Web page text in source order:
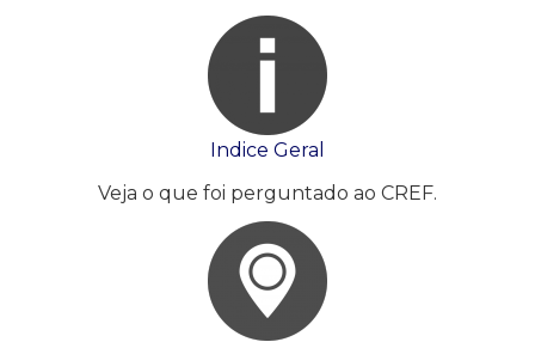
Indice Geral
Veja o que foi perguntado ao CREF.